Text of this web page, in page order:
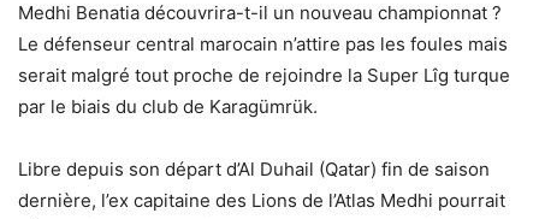
Medhi Benatia découvrira-t-il un nouveau championnat ?
Le défenseur central marocain n’attire pas les foules mais
serait malgré tout proche de rejoindre la Super Lîg turque
par le biais du club de Karagümrük.
Libre depuis son départ d’Al Duhail (Qatar) fin de saison
dernière, l’ex capitaine des Lions de l’Atlas Medhi pourrait